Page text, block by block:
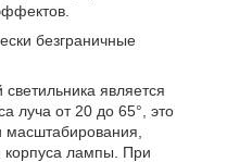
безграничные
является
луча от 20 до 65°, это
масштабирования,
корпуса лампы. При